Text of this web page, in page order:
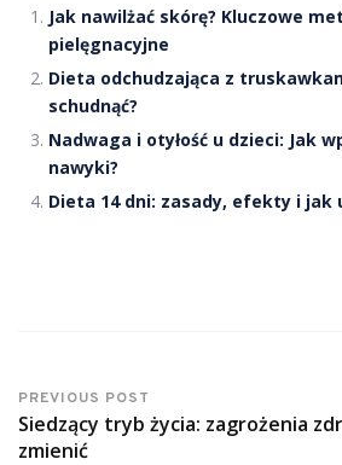
Jak nawilżać skórę? Kluczowe
pielęgnacyjne
Dieta odchudzająca z
schudnąć?
Nadwaga i otyłość u dzieci: Jak
nawyki?
Dieta 14 dni: zasady, efekty i jak
PREVIOUS POST
Siedzący tryb życia: zagrożenia
zmienić